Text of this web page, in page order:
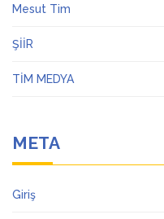
Mesut Tim
ŞİİR
TİM MEDYA
META
Giriş